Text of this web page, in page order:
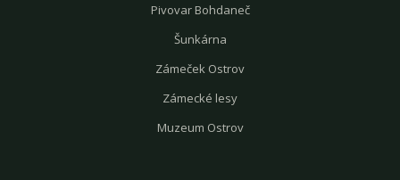
Pivovar Bohdaneč
Šunkárna
Zámeček Ostrov
Zámecké lesy
Muzeum Ostrov